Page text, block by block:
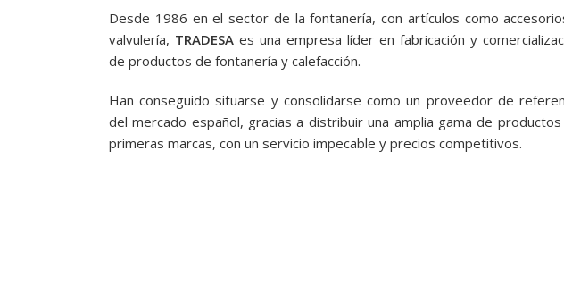
Desde 1986 en el sector de la fontanería, con artículos como
valvulería, TRADESA es una empresa líder en fabricación y
de productos de fontanería y calefacción.
Han conseguido situarse y consolidarse como un proveedor de
del mercado español, gracias a distribuir una amplia gama de
primeras marcas, con un servicio impecable y precios competitivos.